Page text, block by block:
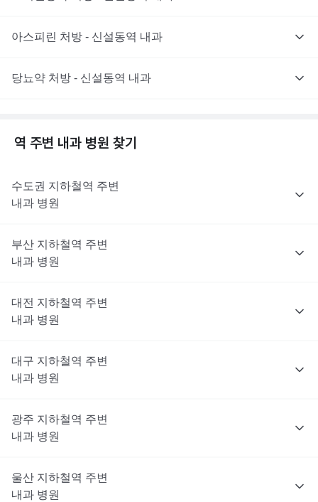
아스피린 처방 - 신설동역 내과
당뇨약 처방 - 신설동역 내과
역 주변 내과 병원 찾기
수도권 지하철역 주변
내과 병원
부산 지하철역 주변
내과 병원
대전 지하철역 주변
내과 병원
대구 지하철역 주변
내과 병원
광주 지하철역 주변
내과 병원
울산 지하철역 주변
내과 병원